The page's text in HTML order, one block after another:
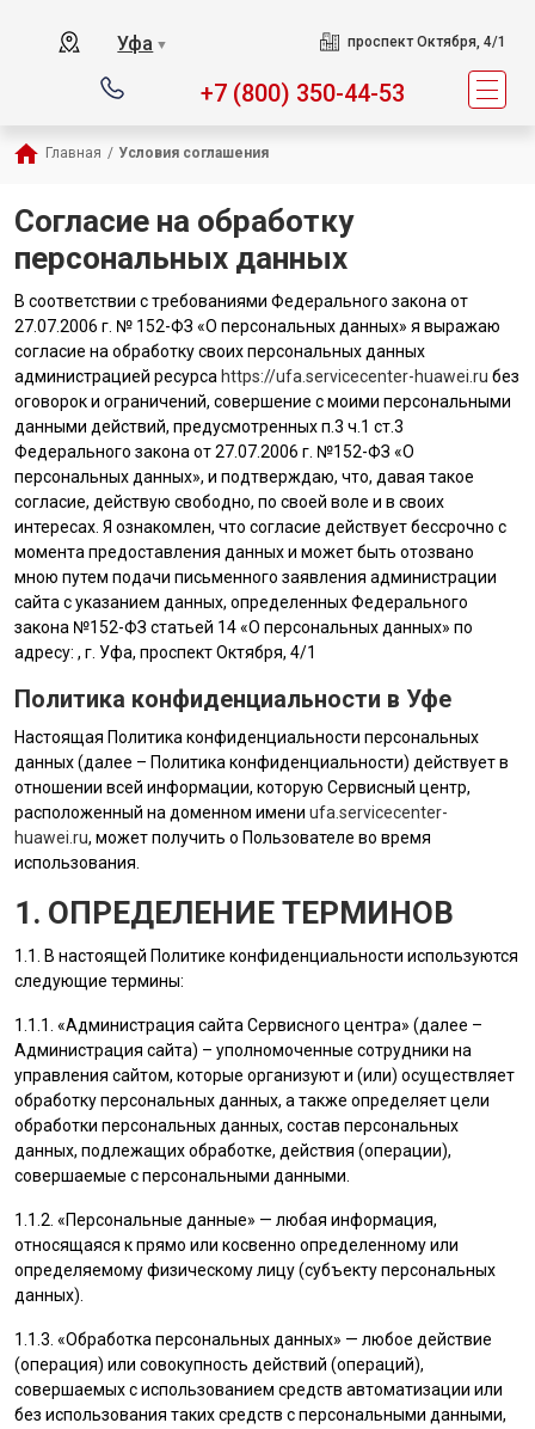
Уфа ▼ проспект Октября, 4/1
+7 (800) 350-44-53
Главная / Условия соглашения
Согласие на обработку
персональных данных
В соответствии с требованиями Федерального закона от
27.07.2006 г. № 152-ФЗ «О персональных данных» я выражаю
согласие на обработку своих персональных данных
администрацией ресурса https://ufa.servicecenter-huawei.ru без
оговорок и ограничений, совершение с моими персональными
данными действий, предусмотренных п.3 ч.1 ст.3
Федерального закона от 27.07.2006 г. №152-ФЗ «О
персональных данных», и подтверждаю, что, давая такое
согласие, действую свободно, по своей воле и в своих
интересах. Я ознакомлен, что согласие действует бессрочно с
момента предоставления данных и может быть отозвано
мною путем подачи письменного заявления администрации
сайта с указанием данных, определенных Федерального
закона №152-ФЗ статьей 14 «О персональных данных» по
адресу: , г. Уфа, проспект Октября, 4/1
Политика конфиденциальности в Уфе
Настоящая Политика конфиденциальности персональных
данных (далее – Политика конфиденциальности) действует в
отношении всей информации, которую Сервисный центр,
расположенный на доменном имени ufa.servicecenter-
huawei.ru, может получить о Пользователе во время
использования.
1. ОПРЕДЕЛЕНИЕ ТЕРМИНОВ
1.1. В настоящей Политике конфиденциальности используются
следующие термины:
1.1.1. «Администрация сайта Сервисного центра» (далее –
Администрация сайта) – уполномоченные сотрудники на
управления сайтом, которые организуют и (или) осуществляет
обработку персональных данных, а также определяет цели
обработки персональных данных, состав персональных
данных, подлежащих обработке, действия (операции),
совершаемые с персональными данными.
1.1.2. «Персональные данные» — любая информация,
относящаяся к прямо или косвенно определенному или
определяемому физическому лицу (субъекту персональных
данных).
1.1.3. «Обработка персональных данных» — любое действие
(операция) или совокупность действий (операций),
совершаемых с использованием средств автоматизации или
без использования таких средств с персональными данными,